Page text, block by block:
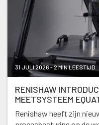
31 JULI 2026 - 2 MIN LEESTIJD
RENISHAW
MEETSYSTEEM
Renishaw heeft zijn